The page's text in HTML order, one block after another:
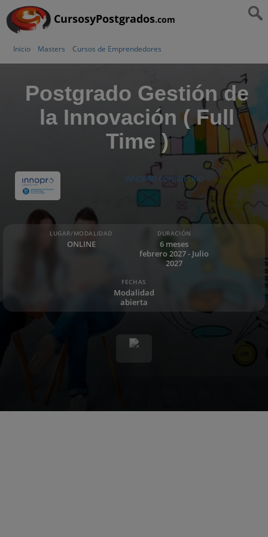
CursosyPostgrados.com
Inicio Masters Cursos de Emprendedores
Postgrado Gestión de
la Innovación ( Full
Time )
INNOPRO CONSULTING
LUGAR/MODALIDAD
ONLINE
DURACIÓN
6 meses
febrero 2027 - Julio
2027
FECHAS
Modalidad
abierta